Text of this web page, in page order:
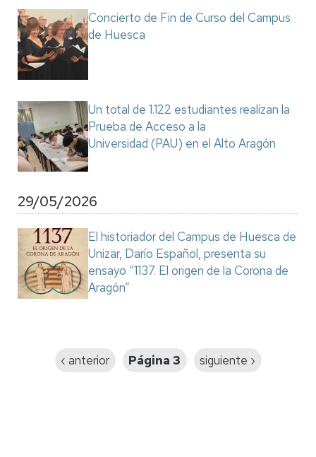
Concierto de Fin de Curso del Campus
de Huesca
Un total de 1.122 estudiantes realizan la
Prueba de Acceso a la
Universidad (PAU) en el Alto Aragón
29/05/2026
El historiador del Campus de Huesca de
Unizar, Darío Español, presenta su
ensayo “1137. El origen de la Corona de
Aragón”
Página
‹ anterior Página 3
Siguiente
siguiente ›